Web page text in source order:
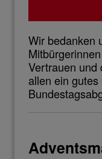
Wir bedanken
Vertrauen und
allen ein